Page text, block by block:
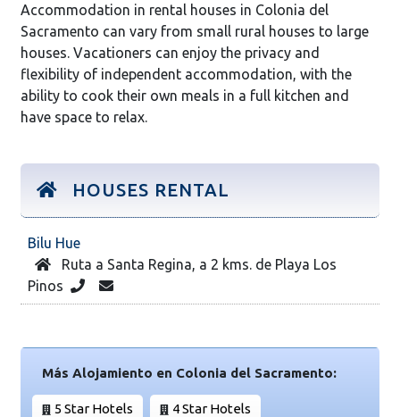
Accommodation in rental houses in Colonia del
Sacramento can vary from small rural houses to large
houses. Vacationers can enjoy the privacy and
flexibility of independent accommodation, with the
ability to cook their own meals in a full kitchen and
have space to relax.
HOUSES RENTAL
Bilu Hue
Ruta a Santa Regina, a 2 kms. de Playa Los
Pinos
Más Alojamiento en Colonia del Sacramento:
5 Star Hotels 4 Star Hotels